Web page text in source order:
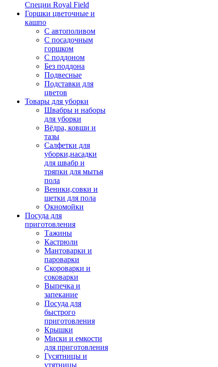
Специи Royal Field
Горшки цветочные и
кашпо
С автополивом
С посадочным
горшком
С поддоном
Без поддона
Подвесные
Подставки для
цветов
Товары для уборки
Швабры и наборы
для уборки
Вёдра, ковши и
тазы
Салфетки для
уборки,насадки
для швабр и
тряпки для мытья
пола
Веники,совки и
щетки для пола
Окномойки
Посуда для
приготовления
Тажины
Кастрюли
Мантоварки и
пароварки
Скороварки и
соковарки
Выпечка и
запекание
Посуда для
быстрого
приготовления
Крышки
Миски и емкости
для приготовления
Гусятницы и
утятницы